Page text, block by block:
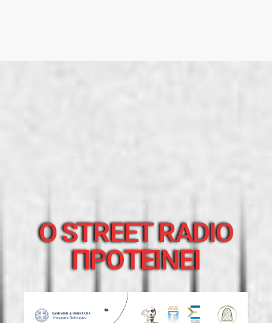
O STREET RADIO
ΠΡΟΤΕΙΝΕΙ